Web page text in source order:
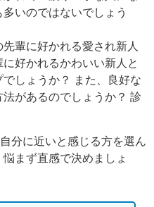
いのではないでしょう
輩に好かれる愛され新人
好かれるかわいい新人と
しょうか？ また、良好な
があるのでしょうか？ 診
分に近いと感じる方を選ん
まず直感で決めましょ